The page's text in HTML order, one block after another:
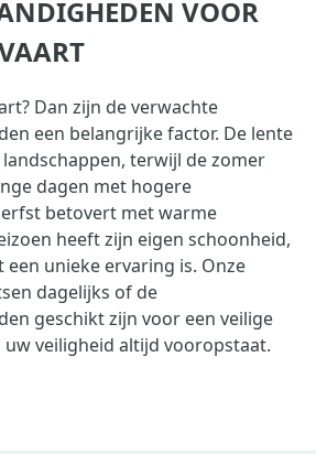
VOOR
Dan zijn de verwachte
een belangrijke factor. De lente
terwijl de zomer
dagen met hogere
betovert met warme
heeft zijn eigen schoonheid,
unieke ervaring is. Onze
dagelijks of de
geschikt zijn voor een veilige
veiligheid altijd vooropstaat.